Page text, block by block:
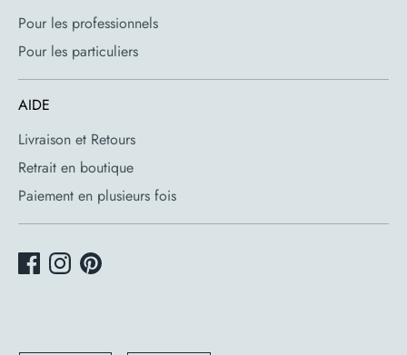
Pour les professionnels
Pour les particuliers
AIDE
Livraison et Retours
Retrait en boutique
Paiement en plusieurs fois